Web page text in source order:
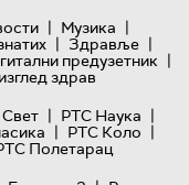
| Музика |
| Здравље |
предузетник |
здрав
| РТС Наука |
| РТС Коло |
Полетарац